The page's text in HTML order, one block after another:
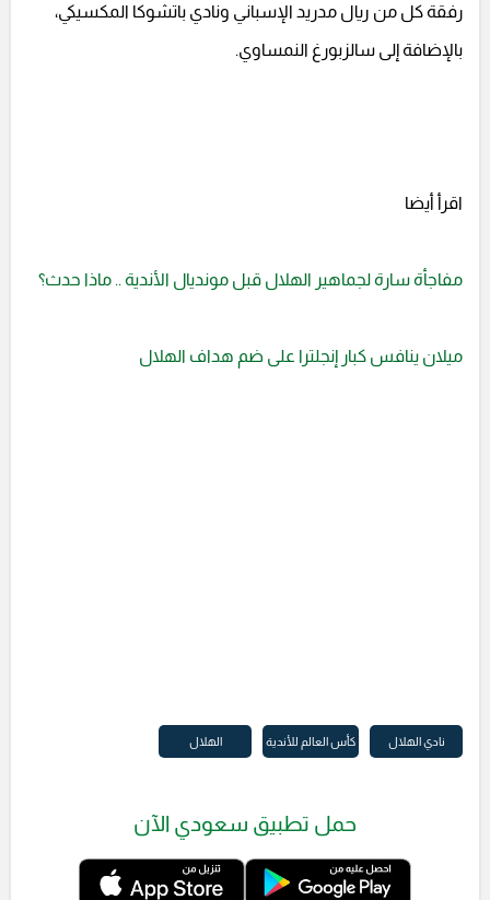
رفقة كل من ريال مدريد الإسباني ونادي باتشوكا المكسيكي،
بالإضافة إلى سالزبورغ النمساوي.
اقرأ أيضا
مفاجأة سارة لجماهير الهلال قبل مونديال الأندية .. ماذا حدث؟
ميلان ينافس كبار إنجلترا على ضم هداف الهلال
نادي الهلال كأس العالم للأندية الهلال
حمل تطبيق سعودي الآن